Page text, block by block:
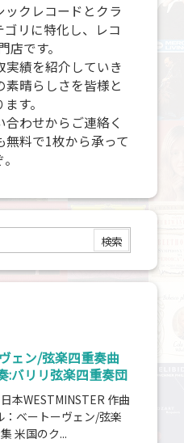
ックレコードとクラ
リに特化し、レコ
です。
実績を紹介していき
晴らしさを皆様と
す。
わせからご連絡く
料で1枚から承って
ェン/弦楽四重奏曲
バリリ弦楽四重奏団
本WESTMINSTER 作曲
：ベートーヴェン/弦楽
米国のク...